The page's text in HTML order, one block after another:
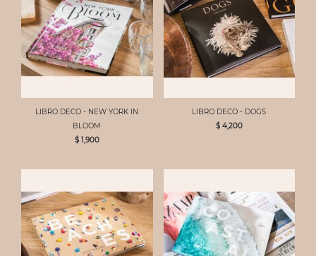
LIBRO DECO - NEW YORK IN
BLOOM
$ 1,900
LIBRO DECO - DOGS
$ 4,200